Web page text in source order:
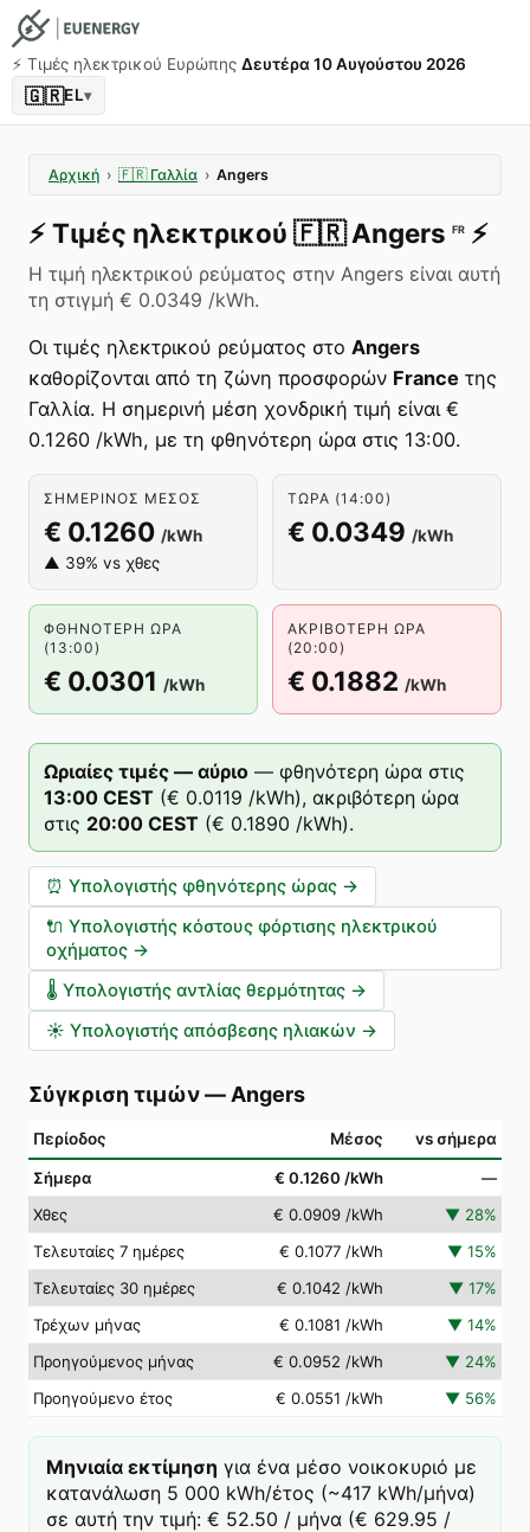
⚡️ Τιμές ηλεκτρικού Ευρώπης Δευτέρα 10 Αυγούστου 2026
🇬🇷EL▾
Αρχική › 🇫🇷 Γαλλία › Angers
⚡️Τιμές ηλεκτρικού 🇫🇷 Angers FR ⚡️
Η τιμή ηλεκτρικού ρεύματος στην Angers είναι αυτή
τη στιγμή € 0.0349 /kWh.
Οι τιμές ηλεκτρικού ρεύματος στο Angers
καθορίζονται από τη ζώνη προσφορών France της
Γαλλία. Η σημερινή μέση χονδρική τιμή είναι €
0.1260 /kWh, με τη φθηνότερη ώρα στις 13:00.
ΣΗΜΕΡΙΝΌΣ ΜΈΣΟΣ
€ 0.1260 /kWh
▲ 39% vs χθες
ΤΏΡΑ (14:00)
€ 0.0349 /kWh
ΦΘΗΝΌΤΕΡΗ ΏΡΑ
(13:00)
€ 0.0301 /kWh
ΑΚΡΙΒΌΤΕΡΗ ΏΡΑ
(20:00)
€ 0.1882 /kWh
Ωριαίες τιμές — αύριο — φθηνότερη ώρα στις
13:00 CEST (€ 0.0119 /kWh), ακριβότερη ώρα
στις 20:00 CEST (€ 0.1890 /kWh).
⏰ Υπολογιστής φθηνότερης ώρας →
🔌 Υπολογιστής κόστους φόρτισης ηλεκτρικού
οχήματος →
🌡️ Υπολογιστής αντλίας θερμότητας →
☀️ Υπολογιστής απόσβεσης ηλιακών →
Σύγκριση τιμών— Angers
Περίοδος Μέσος vs σήμερα
Σήμερα € 0.1260 /kWh
—
Χθες
€ 0.0909 /kWh ▼ 28%
Τελευταίες 7 ημέρες
€ 0.1077 /kWh ▼ 15%
Τελευταίες 30 ημέρες
€ 0.1042 /kWh ▼ 17%
Τρέχων μήνας
€ 0.1081 /kWh ▼ 14%
Προηγούμενος μήνας
€ 0.0952 /kWh ▼ 24%
Προηγούμενο έτος
€ 0.0551 /kWh ▼ 56%
Μηνιαία εκτίμηση για ένα μέσο νοικοκυριό με
κατανάλωση 5 000 kWh/έτος (~417 kWh/μήνα)
σε αυτή την τιμή: € 52.50 / μήνα (€ 629.95 /